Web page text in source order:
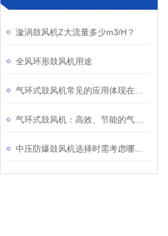
漩涡鼓风机Z大流量多少m3/H？
全风环形鼓风机用途